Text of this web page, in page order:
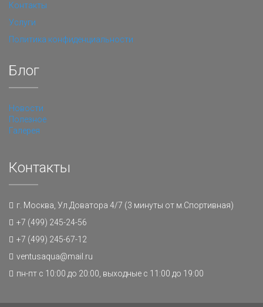
Контакты
Услуги
Политика конфиденциальности
Блог
Новости
Полезное
Галерея
Контакты
г. Москва, Ул.Доватора 4/7 (3 минуты от м.Спортивная)
+7 (499) 245-24-56
+7 (499) 245-67-12
ventusaqua@mail.ru
пн-пт с 10:00 до 20:00, выходные с 11:00 до 19:00